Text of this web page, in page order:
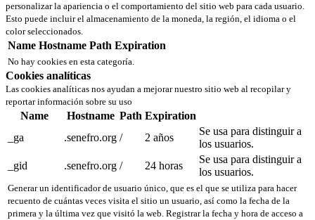
personalizar la apariencia o el comportamiento del sitio web para cada usuario.
Esto puede incluir el almacenamiento de la moneda, la región, el idioma o el
color seleccionados.
Name Hostname Path Expiration
No hay cookies en esta categoría.
Cookies analíticas
Las cookies analíticas nos ayudan a mejorar nuestro sitio web al recopilar y
reportar información sobre su uso
Name Hostname Path Expiration
_ga
.senefro.org / 2 años
Se usa para distinguir a
los usuarios.
_gid
.senefro.org / 24 horas
Se usa para distinguir a
los usuarios.
Generar un identificador de usuario único, que es el que se utiliza para hacer
recuento de cuántas veces visita el sitio un usuario, así como la fecha de la
primera y la última vez que visitó la web. Registrar la fecha y hora de acceso a